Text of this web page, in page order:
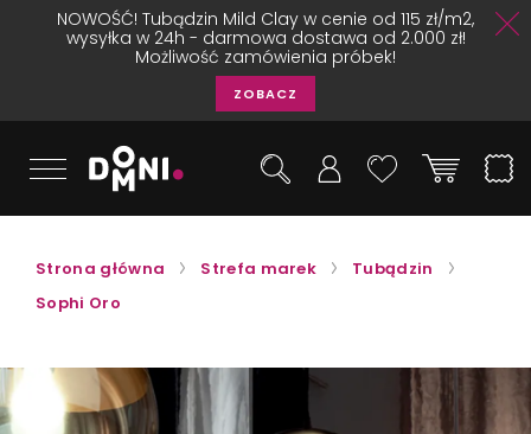
NOWOŚĆ! Tubądzin Mild Clay w cenie od 115 zł/m2,
wysyłka w 24h - darmowa dostawa od 2.000 zł!
Możliwość zamówienia próbek!
ZOBACZ
Strona główna Strefa marek
Tubądzin
Sophi Oro